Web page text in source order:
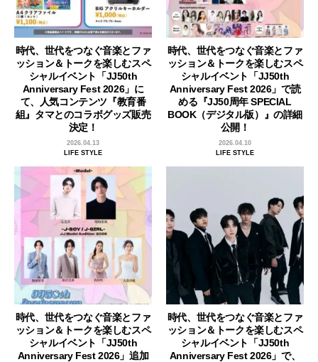
時代、世代をつなぐ音楽とファ
ッション＆トークを楽しむスペ
シャルイベント「JJ50th
Anniversary Fest 2026」に
て、人気コンテンツ『教育番
組』タマとのコラボグッズ販売
決定！
2026.04.13
LIFE STYLE
時代、世代をつなぐ音楽とファ
ッション＆トークを楽しむスペ
シャルイベント「JJ50th
Anniversary Fest 2026」で読
める『JJ50周年 SPECIAL
BOOK（デジタル版）』の詳細
公開！
2026.04.10
LIFE STYLE
時代、世代をつなぐ音楽とファ
ッション＆トークを楽しむスペ
シャルイベント「JJ50th
Anniversary Fest 2026」追加
時代、世代をつなぐ音楽とファ
ッション＆トークを楽しむスペ
シャルイベント「JJ50th
Anniversary Fest 2026」で、